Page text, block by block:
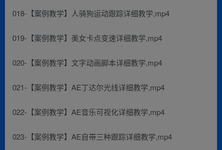
018-【案例教学】人骑狗运动跟踪详细教学,mp4
019-【案例教学】美女卡点变速详细教学,mp4
020-【案例教学】文字动画脚本详细教学,mp4
021-【案例教学】AE丁达尔光线详细教学,mp4
022-【案例教学】AE音乐可视化详细教学,mp4
023-【案例教学】AE自带三种跟踪详细教学,mp4